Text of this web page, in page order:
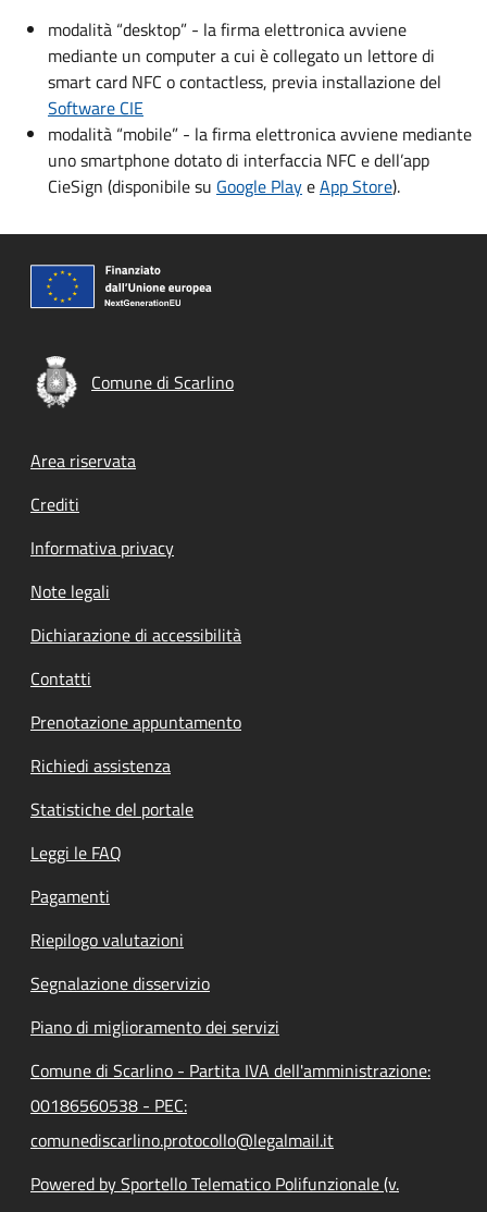
modalità “desktop” - la firma elettronica avviene
mediante un computer a cui è collegato un lettore di
smart card NFC o contactless, previa installazione del
Software CIE
modalità “mobile” - la firma elettronica avviene mediante
uno smartphone dotato di interfaccia NFC e dell’app
CieSign (disponibile su Google PlayeApp Store).
Comune di Scarlino
Footer menu
Area riservata
Crediti
Informativa privacy
Note legali
Dichiarazione di accessibilità
Contatti
Prenotazione appuntamento
Richiedi assistenza
Statistiche del portale
Leggi le FAQ
Pagamenti
Riepilogo valutazioni
Segnalazione disservizio
Piano di miglioramento dei servizi
Comune di Scarlino - Partita IVA dell'amministrazione:
00186560538 - PEC:
comunediscarlino.protocollo@legalmail.it
Powered by Sportello Telematico Polifunzionale (v.